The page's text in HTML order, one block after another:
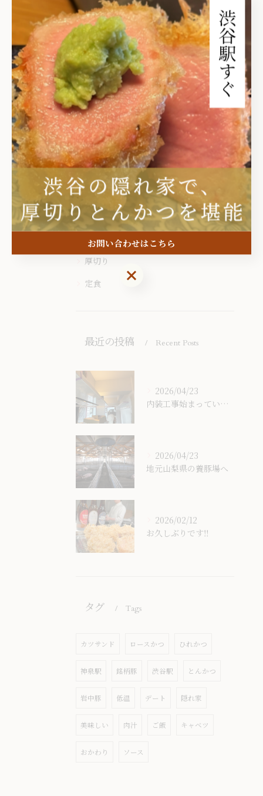
関連タグ
#とんかつ #隠れ家
カテゴリー Categories
全てのカテゴリー
ひれかつ
銘柄豚
ランチ
厚切り
定食
最近の投稿 Recent Posts
2026/04/23
内装工事始まっています。
2026/04/23
地元山梨県の養豚場へ
2026/02/12
お久しぶりです‼️
タグ Tags
カツサンド ロースかつ ひれかつ
神泉駅 銘柄豚 渋谷駅 とんかつ
岩中豚 低温 デート 隠れ家
美味しい 肉汁 ご飯 キャベツ
おかわり ソース
お問い合わせはこちら
お問い合わせはこちら